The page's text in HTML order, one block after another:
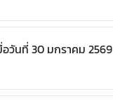
วันที่ 30 มกราคม 2569